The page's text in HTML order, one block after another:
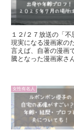
１２/２７放送の「
現実になる漫画家の
言えば、自著の漫画
騰となった漫画家さ
女性有名人